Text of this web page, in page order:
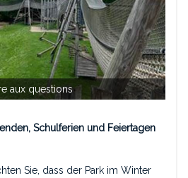
aux questions
Schulferien und Feiertagen
Sie, dass der Park im Winter